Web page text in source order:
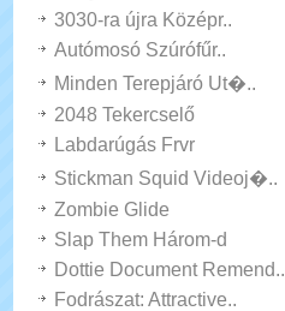
3030-ra újra Középr..
Autómosó Szúrófűr..
Minden Terepjáró Ut�..
2048 Tekercselő
Labdarúgás Frvr
Stickman Squid Videoj�..
Zombie Glide
Slap Them Három-d
Dottie Document Remend..
Fodrászat: Attractive..